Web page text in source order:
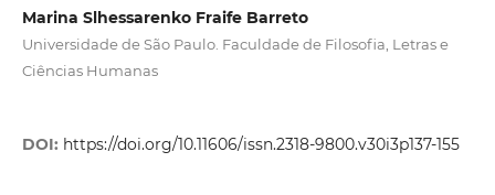
Marina Slhessarenko Fraife Barreto
Universidade de São Paulo. Faculdade de Filosofia, Letras e
Ciências Humanas
DOI: https://doi.org/10.11606/issn.2318-9800.v30i3p137-155